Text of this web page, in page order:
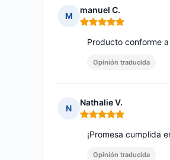
M
manuel C.
Nota: 5 de 5
Producto conforme
Opinión traducida
N
Nathalie V.
Nota: 5 de 5
¡Promesa cumplida
Opinión traducida